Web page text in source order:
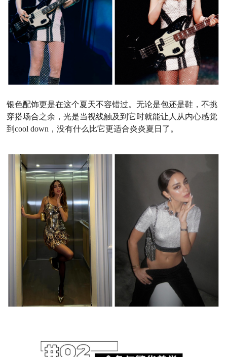
银色配饰更是在这个夏天不容错过。无论是包还是鞋，不挑
穿搭场合之余，光是当视线触及到它时就能让人从内心感觉
到cool down，没有什么比它更适合炎炎夏日了。